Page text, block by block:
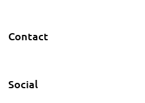
Contact
Social